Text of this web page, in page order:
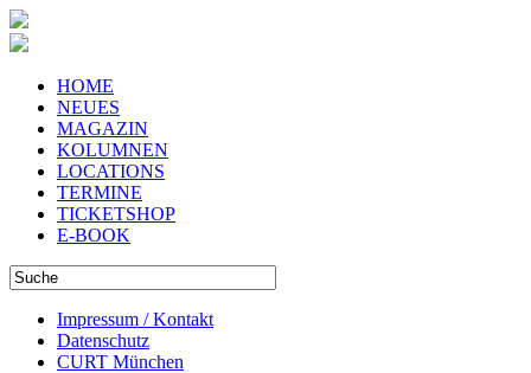
HOME
NEUES
MAGAZIN
KOLUMNEN
LOCATIONS
TERMINE
TICKETSHOP
E-BOOK
Impressum / Kontakt
Datenschutz
CURT München